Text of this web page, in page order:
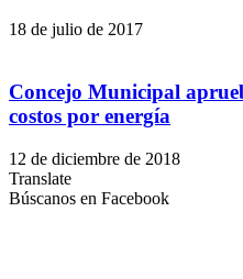
18 de julio de 2017
Concejo Municipal
costos por energía
12 de diciembre de 2018
Translate
Búscanos en Facebook